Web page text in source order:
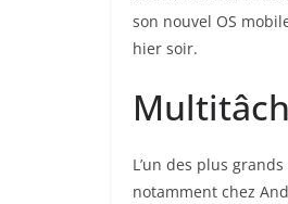
son nouvel OS
hier soir.
L’un des plus
notamment chez